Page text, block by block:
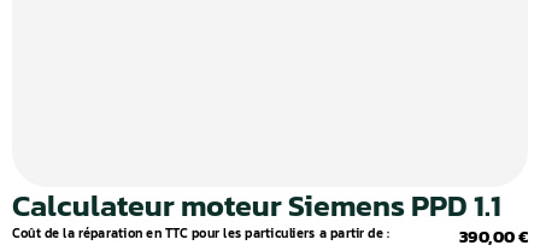
Calculateur moteur Siemens PPD 1.1
Coût de la réparation en TTC pour les particuliers a partir de : 390,00 €